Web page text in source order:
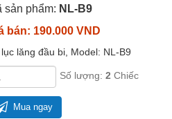
sản phẩm: NL-B9
bán: 190.000 VND
lục lăng đầu bi, Model: NL-B9
Số lượng:2 Chiếc
Mua ngay